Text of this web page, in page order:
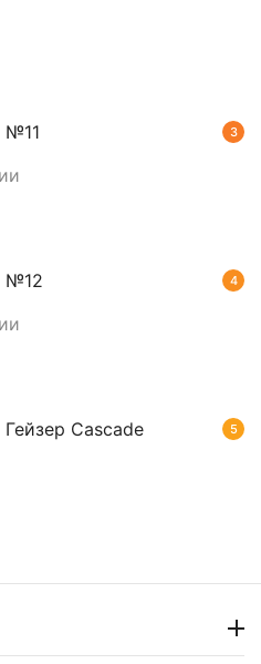
3
№11
4
№12
5
Cascade